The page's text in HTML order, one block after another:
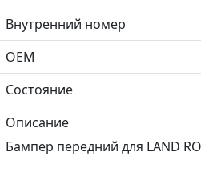
Внутренний номер
ОЕМ
Состояние
Описание
Бaмпep пeрeдний для LAND